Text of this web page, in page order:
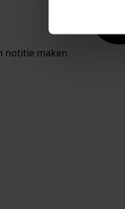
notitie maken